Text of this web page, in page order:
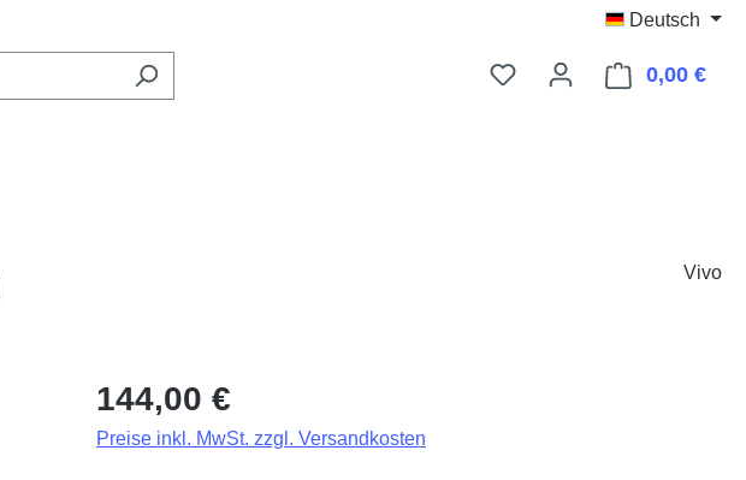
Deutsch
0,00 €
Vivo
Regulärer Preis:
144,00 €
Preise inkl. MwSt. zzgl. Versandkosten